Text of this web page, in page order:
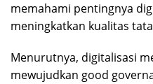
memahami pentingnya
meningkatkan kualitas
Menurutnya, digitalisasi
mewujudkan good